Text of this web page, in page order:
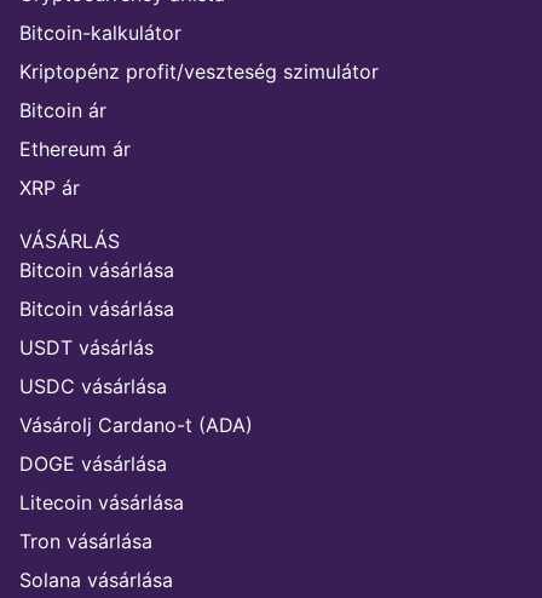
Bitcoin-kalkulátor
Kriptopénz profit/veszteség szimulátor
Bitcoin ár
Ethereum ár
XRP ár
VÁSÁRLÁS
Bitcoin vásárlása
Bitcoin vásárlása
USDT vásárlás
USDC vásárlása
Vásárolj Cardano-t (ADA)
DOGE vásárlása
Litecoin vásárlása
Tron vásárlása
Solana vásárlása